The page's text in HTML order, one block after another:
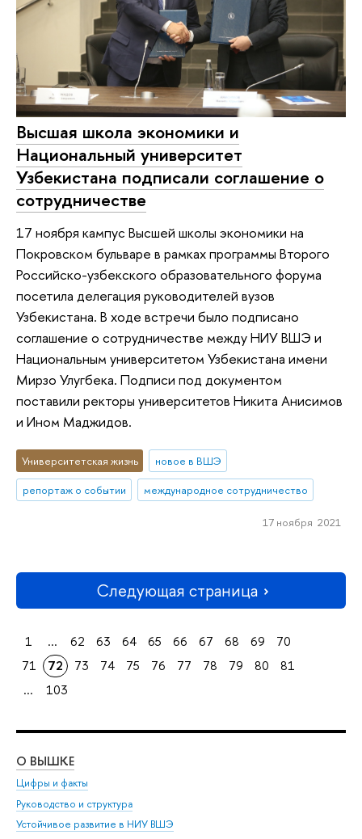
Высшая школа экономики и
Национальный университет
Узбекистана подписали соглашение о
сотрудничестве
17 ноября кампус Высшей школы экономики на
Покровском бульваре в рамках программы Второго
Российско-узбекского образовательного форума
посетила делегация руководителей вузов
Узбекистана. В ходе встречи было подписано
соглашение о сотрудничестве между НИУ ВШЭ и
Национальным университетом Узбекистана имени
Мирзо Улугбека. Подписи под документом
поставили ректоры университетов Никита Анисимов
и Ином Маджидов.
Университетская жизнь
новое в ВШЭ
репортаж о событии
международное сотрудничество
17 ноября 2021
Следующая страница
1 ... 62 63 64 65 66 67 68 69
70
71
72 73 74 75 76 77 78 79 80
81
...
103
О ВЫШКЕ
Цифры и факты
Руководство и структура
Устойчивое развитие в НИУ ВШЭ